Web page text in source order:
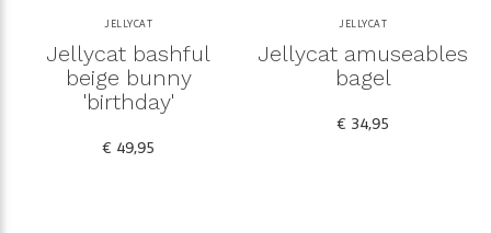
JELLYCAT
Jellycat bashful
beige bunny
'birthday'
€ 49,95
JELLYCAT
Jellycat amuseables
bagel
€ 34,95